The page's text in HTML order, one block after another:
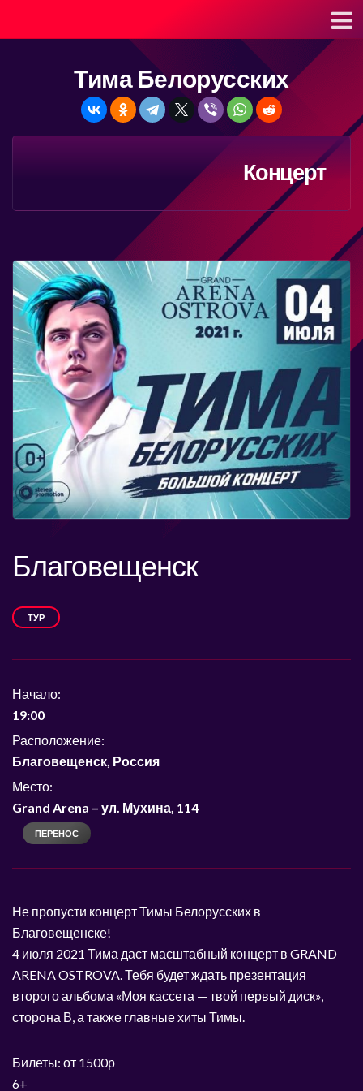
Тима Белорусских
Концерт
Благовещенск
ТУР
Начало:
19:00
Расположение:
Благовещенск, Россия
Место:
Grand Arena – ул. Мухина, 114
ПЕРЕНОС
Не пропусти концерт Тимы Белорусских в
Благовещенске!
4 июля 2021 Тима даст масштабный концерт в GRAND
ARENA OSTROVA. Тебя будет ждать презентация
второго альбома «Моя кассета — твой первый диск»,
сторона В, а также главные хиты Тимы.
Билеты: от 1500р
6+